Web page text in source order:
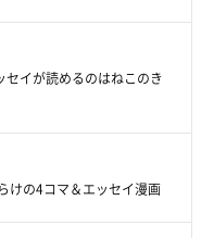
イが読めるのはねこのき
けの4コマ＆エッセイ漫画